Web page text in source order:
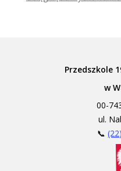
Przedszkole
w
00-
ul.
📞